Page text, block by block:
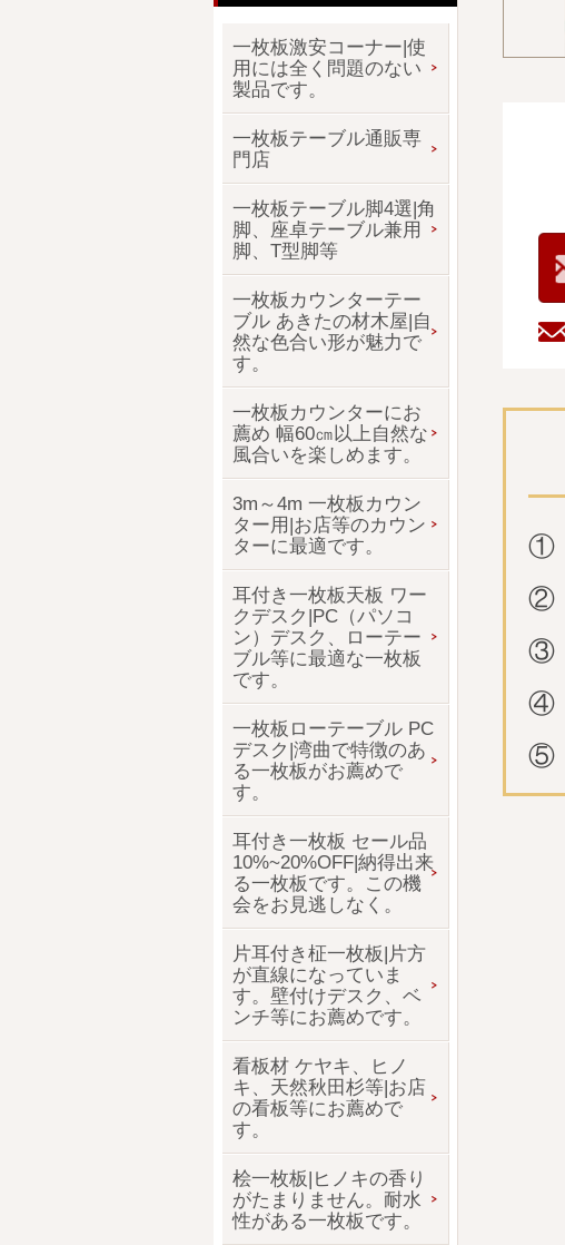
①
②
③
④
⑤
一枚板激安コーナー|使
用には全く問題のない
製品です。
一枚板テーブル通販専
門店
一枚板テーブル脚4選|角
脚、座卓テーブル兼用
脚、T型脚等
一枚板カウンターテー
ブル あきたの材木屋|自
然な色合い形が魅力で
す。
一枚板カウンターにお
薦め 幅60㎝以上自然な
風合いを楽しめます。
3m～4m 一枚板カウン
ター用|お店等のカウン
ターに最適です。
耳付き一枚板天板 ワー
クデスク|PC（パソコ
ン）デスク、ローテー
ブル等に最適な一枚板
です。
一枚板ローテーブル PC
デスク|湾曲で特徴のあ
る一枚板がお薦めで
す。
耳付き一枚板 セール品
10%~20%OFF|納得出来
る一枚板です。この機
会をお見逃しなく。
片耳付き柾一枚板|片方
が直線になっていま
す。壁付けデスク、ベ
ンチ等にお薦めです。
看板材 ケヤキ、ヒノ
キ、天然秋田杉等|お店
の看板等にお薦めで
す。
桧一枚板|ヒノキの香り
がたまりません。耐水
性がある一枚板です。